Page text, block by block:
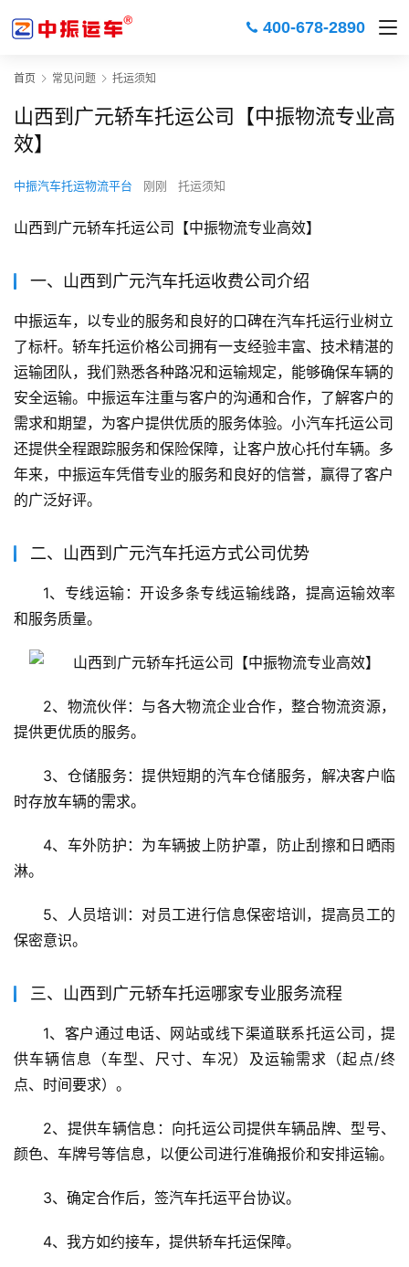
400-678-2890
首页 常见问题 托运须知
山西到广元轿车托运公司【中振物流专业高
效】
中振汽车托运物流平台 刚刚 托运须知
山西到广元轿车托运公司【中振物流专业高效】
一、山西到广元汽车托运收费公司介绍
中振运车，以专业的服务和良好的口碑在汽车托运行业树立
了标杆。轿车托运价格公司拥有一支经验丰富、技术精湛的
运输团队，我们熟悉各种路况和运输规定，能够确保车辆的
安全运输。中振运车注重与客户的沟通和合作，了解客户的
需求和期望，为客户提供优质的服务体验。小汽车托运公司
还提供全程跟踪服务和保险保障，让客户放心托付车辆。多
年来，中振运车凭借专业的服务和良好的信誉，赢得了客户
的广泛好评。
二、山西到广元汽车托运方式公司优势
1、专线运输：开设多条专线运输线路，提高运输效率
和服务质量。
2、物流伙伴：与各大物流企业合作，整合物流资源，
提供更优质的服务。
3、仓储服务：提供短期的汽车仓储服务，解决客户临
时存放车辆的需求。
4、车外防护：为车辆披上防护罩，防止刮擦和日晒雨
淋。
5、人员培训：对员工进行信息保密培训，提高员工的
保密意识。
三、山西到广元轿车托运哪家专业服务流程
1、客户通过电话、网站或线下渠道联系托运公司，提
供车辆信息（车型、尺寸、车况）及运输需求（起点/终
点、时间要求）。
2、提供车辆信息：向托运公司提供车辆品牌、型号、
颜色、车牌号等信息，以便公司进行准确报价和安排运输。
3、确定合作后，签汽车托运平台协议。
4、我方如约接车，提供轿车托运保障。